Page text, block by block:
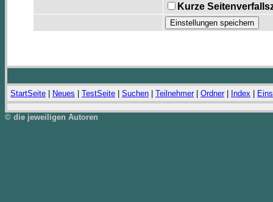
Kurze
StartSeite Neues TestSeite Suchen Teilnehmer| Ordner| Index
© die jeweiligen Autoren